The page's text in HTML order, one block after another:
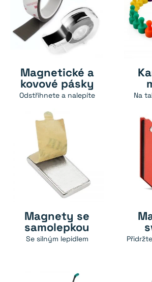
Magnetické a
kovové pásky
Odstřihnete a nalepíte Na
Magnety se
samolepkou
Se silným lepidlem